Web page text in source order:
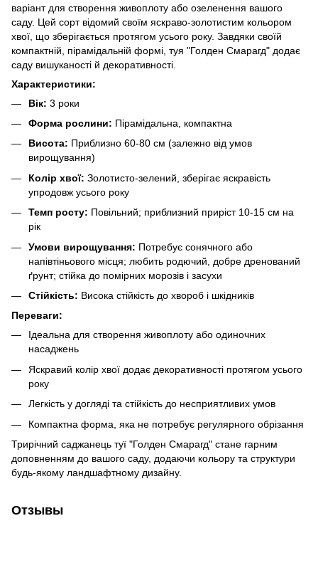
варіант для створення живоплоту або озеленення вашого
саду. Цей сорт відомий своїм яскраво-золотистим кольором
хвої, що зберігається протягом усього року. Завдяки своїй
компактній, пірамідальній формі, туя "Голден Смарагд" додає
саду вишуканості й декоративності.
Характеристики:
Вік: 3 роки
Форма рослини: Пірамідальна, компактна
Висота: Приблизно 60-80 см (залежно від умов
вирощування)
Колір хвої: Золотисто-зелений, зберігає яскравість
упродовж усього року
Темп росту: Повільний; приблизний приріст 10-15 см на
рік
Умови вирощування: Потребує сонячного або
напівтіньового місця; любить родючий, добре дренований
ґрунт; стійка до помірних морозів і засухи
Стійкість: Висока стійкість до хвороб і шкідників
Переваги:
Ідеальна для створення живоплоту або одиночних
насаджень
Яскравий колір хвої додає декоративності протягом усього
року
Легкість у догляді та стійкість до несприятливих умов
Компактна форма, яка не потребує регулярного обрізання
Трирічний саджанець туї "Голден Смарагд" стане гарним
доповненням до вашого саду, додаючи кольору та структури
будь-якому ландшафтному дизайну.
Отзывы